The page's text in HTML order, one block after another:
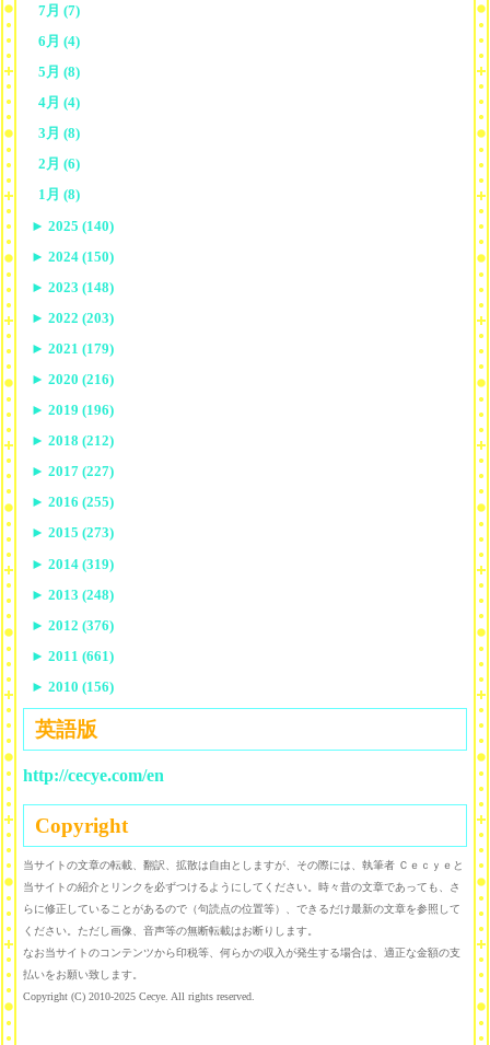
7月 (7)
6月 (4)
5月 (8)
4月 (4)
3月 (8)
2月 (6)
1月 (8)
► 2025 (140)
► 2024 (150)
► 2023 (148)
► 2022 (203)
► 2021 (179)
► 2020 (216)
► 2019 (196)
► 2018 (212)
► 2017 (227)
► 2016 (255)
► 2015 (273)
► 2014 (319)
► 2013 (248)
► 2012 (376)
► 2011 (661)
► 2010 (156)
英語版
http://cecye.com/en
Copyright
当サイトの文章の転載、翻訳、拡散は自由としますが、その際には、執筆者 Ｃｅｃｙｅと
当サイトの紹介とリンクを必ずつけるようにしてください。時々昔の文章であっても、さ
らに修正していることがあるので（句読点の位置等）、できるだけ最新の文章を参照して
ください。ただし画像、音声等の無断転載はお断りします。
なお当サイトのコンテンツから印税等、何らかの収入が発生する場合は、適正な金額の支
払いをお願い致します。
Copyright (C) 2010-2025 Cecye. All rights reserved.